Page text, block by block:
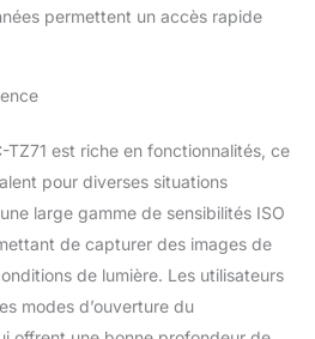
permettent un accès rapide
TZ71 est riche en fonctionnalités, ce
pour diverses situations
large gamme de sensibilités ISO
de capturer des images de
de lumière. Les utilisateurs
modes d’ouverture du